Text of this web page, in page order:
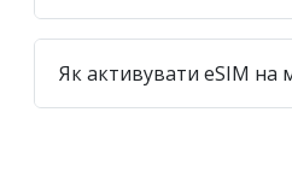
Як активувати eSIM на